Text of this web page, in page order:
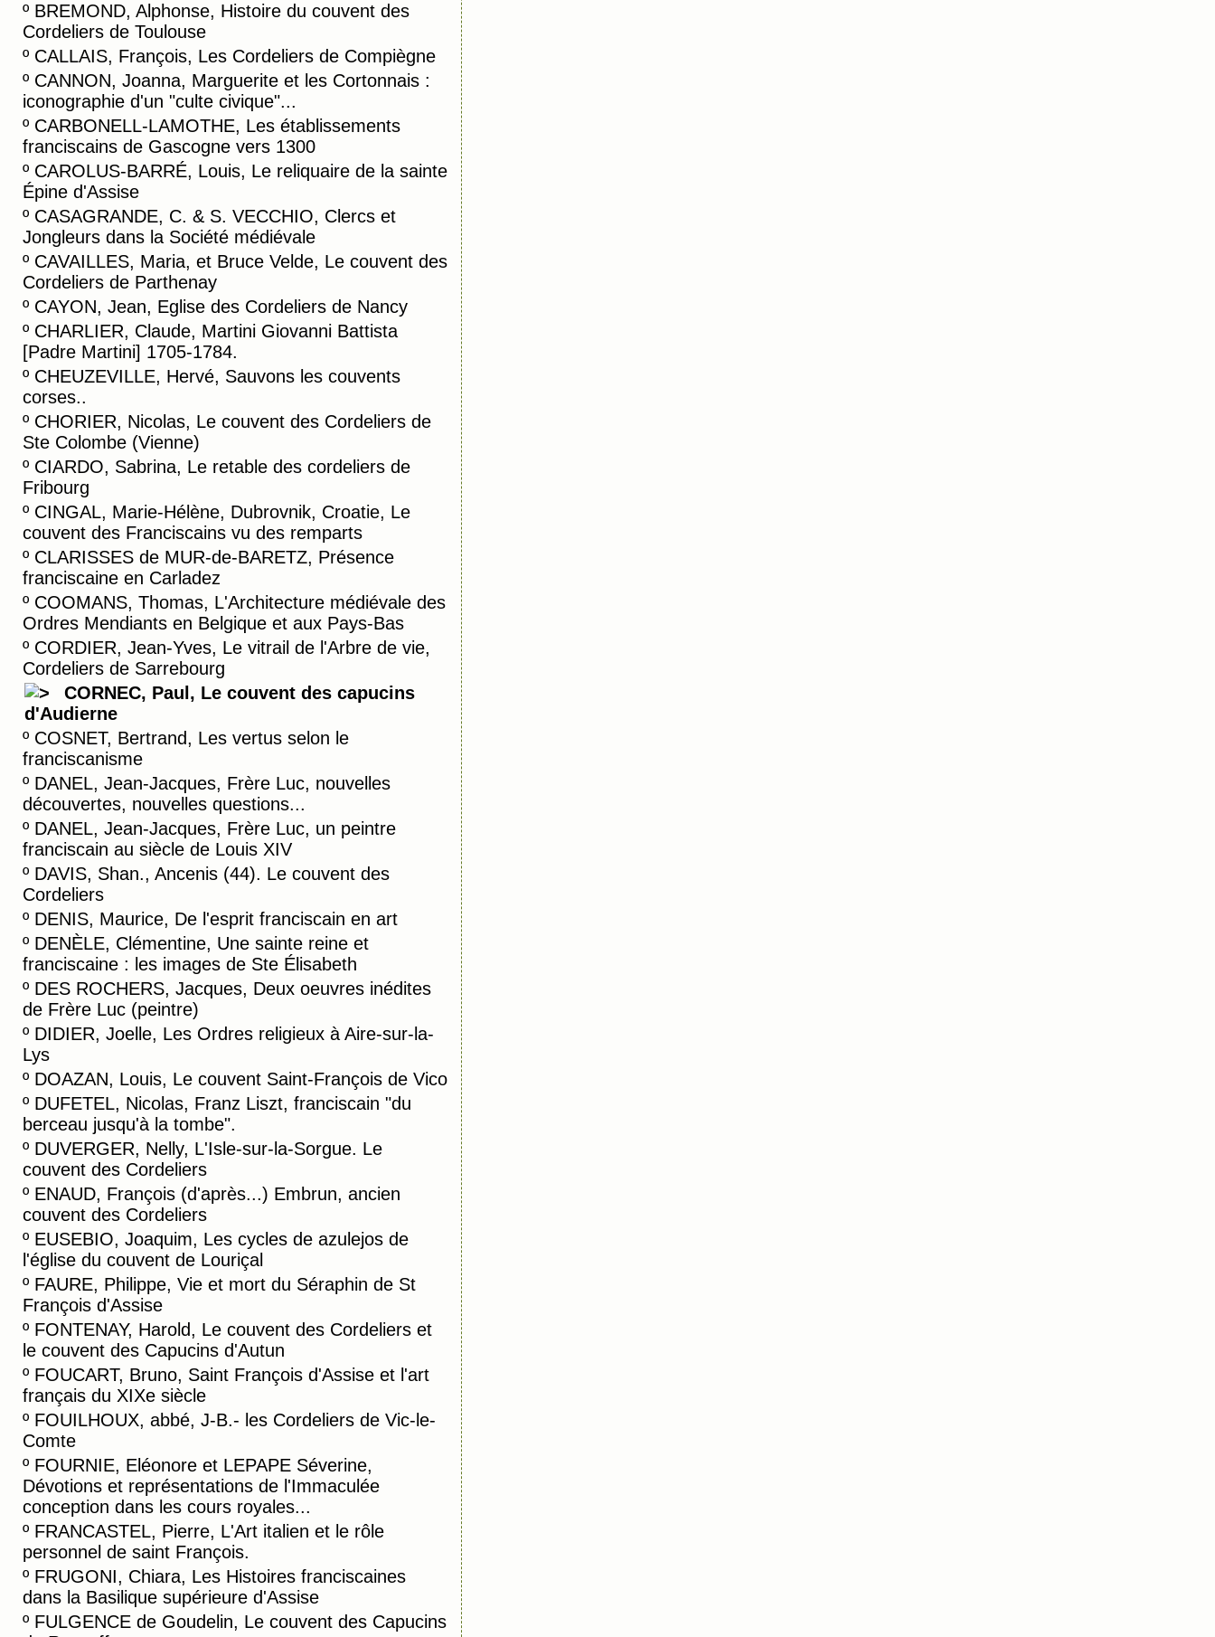
º BREMOND, Alphonse, Histoire du couvent des
Cordeliers de Toulouse
º CALLAIS, François, Les Cordeliers de Compiègne
º CANNON, Joanna, Marguerite et les Cortonnais :
iconographie d'un "culte civique"...
º CARBONELL-LAMOTHE, Les établissements
franciscains de Gascogne vers 1300
º CAROLUS-BARRÉ, Louis, Le reliquaire de la sainte
Épine d'Assise
º CASAGRANDE, C. & S. VECCHIO, Clercs et
Jongleurs dans la Société médiévale
º CAVAILLES, Maria, et Bruce Velde, Le couvent des
Cordeliers de Parthenay
º CAYON, Jean, Eglise des Cordeliers de Nancy
º CHARLIER, Claude, Martini Giovanni Battista
[Padre Martini] 1705-1784.
º CHEUZEVILLE, Hervé, Sauvons les couvents
corses..
º CHORIER, Nicolas, Le couvent des Cordeliers de
Ste Colombe (Vienne)
º CIARDO, Sabrina, Le retable des cordeliers de
Fribourg
º CINGAL, Marie-Hélène, Dubrovnik, Croatie, Le
couvent des Franciscains vu des remparts
º CLARISSES de MUR-de-BARETZ, Présence
franciscaine en Carladez
º COOMANS, Thomas, L'Architecture médiévale des
Ordres Mendiants en Belgique et aux Pays-Bas
º CORDIER, Jean-Yves, Le vitrail de l'Arbre de vie,
Cordeliers de Sarrebourg
CORNEC, Paul, Le couvent des capucins
d'Audierne
º COSNET, Bertrand, Les vertus selon le
franciscanisme
º DANEL, Jean-Jacques, Frère Luc, nouvelles
découvertes, nouvelles questions...
º DANEL, Jean-Jacques, Frère Luc, un peintre
franciscain au siècle de Louis XIV
º DAVIS, Shan., Ancenis (44). Le couvent des
Cordeliers
º DENIS, Maurice, De l'esprit franciscain en art
º DENÈLE, Clémentine, Une sainte reine et
franciscaine : les images de Ste Élisabeth
º DES ROCHERS, Jacques, Deux oeuvres inédites
de Frère Luc (peintre)
º DIDIER, Joelle, Les Ordres religieux à Aire-sur-la-
Lys
º DOAZAN, Louis, Le couvent Saint-François de Vico
º DUFETEL, Nicolas, Franz Liszt, franciscain "du
berceau jusqu'à la tombe".
º DUVERGER, Nelly, L'Isle-sur-la-Sorgue. Le
couvent des Cordeliers
º ENAUD, François (d'après...) Embrun, ancien
couvent des Cordeliers
º EUSEBIO, Joaquim, Les cycles de azulejos de
l'église du couvent de Louriçal
º FAURE, Philippe, Vie et mort du Séraphin de St
François d'Assise
º FONTENAY, Harold, Le couvent des Cordeliers et
le couvent des Capucins d'Autun
º FOUCART, Bruno, Saint François d'Assise et l'art
français du XIXe siècle
º FOUILHOUX, abbé, J-B.- les Cordeliers de Vic-le-
Comte
º FOURNIE, Eléonore et LEPAPE Séverine,
Dévotions et représentations de l'Immaculée
conception dans les cours royales...
º FRANCASTEL, Pierre, L'Art italien et le rôle
personnel de saint François.
º FRUGONI, Chiara, Les Histoires franciscaines
dans la Basilique supérieure d'Assise
º FULGENCE de Goudelin, Le couvent des Capucins